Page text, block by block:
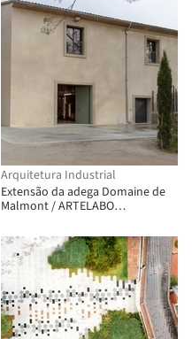
Arquitetura Industrial
Extensão da adega Domaine de
Malmont / ARTELABO